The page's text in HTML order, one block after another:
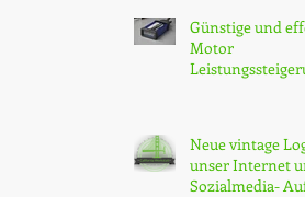
Günstige und
Motor
Neue vintage
unser Internet
Sozialmedia-